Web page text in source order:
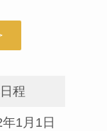
程
1月1日